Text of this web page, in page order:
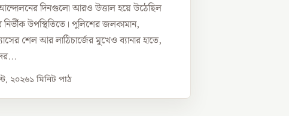
দিনগুলো আরও উত্তাল হয়ে উঠেছিল
নির্ভীক উপস্থিতিতে। পুলিশের জলকামান,
শেল আর লাঠিচার্জের মুখেও ব্যানার হাতে,
২০২৬১ মিনিট পাঠ